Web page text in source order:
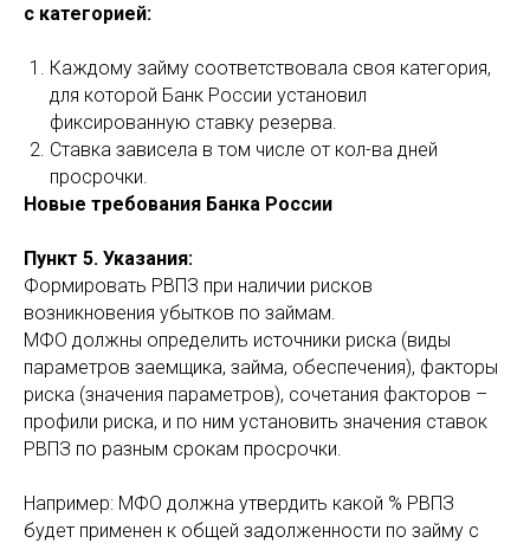
с категорией:
Каждому займу соответствовала своя категория,
для которой Банк России установил
фиксированную ставку резерва.
Ставка зависела в том числе от кол-ва дней
просрочки.
Новые требования Банка России
Пункт 5. Указания:
Формировать РВПЗ при наличии рисков
возникновения убытков по займам.
МФО должны определить источники риска (виды
параметров заемщика, займа, обеспечения), факторы
риска (значения параметров), сочетания факторов –
профили риска, и по ним установить значения ставок
РВПЗ по разным срокам просрочки.
Например: МФО должна утвердить какой % РВПЗ
будет применен к общей задолженности по займу с